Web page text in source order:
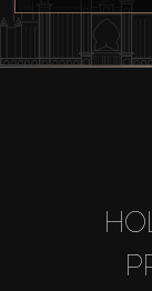
About Us